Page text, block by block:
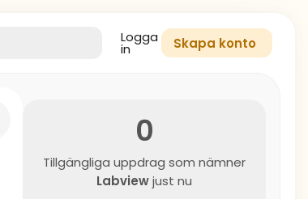
Logga
in Skapa konto
0
Tillgängliga uppdrag som nämner
Labviewjust nu